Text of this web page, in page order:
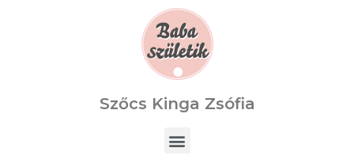
Szőcs Kinga Zsófia